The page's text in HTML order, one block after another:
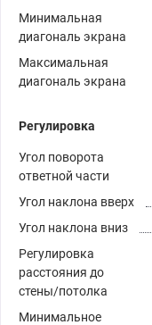
Минимальная
диагональ экрана
Максимальная
диагональ экрана
Регулировка
Угол поворота
ответной части
Угол наклона вверх
Угол наклона вниз
Регулировка
расстояния до
стены/потолка
Минимальное